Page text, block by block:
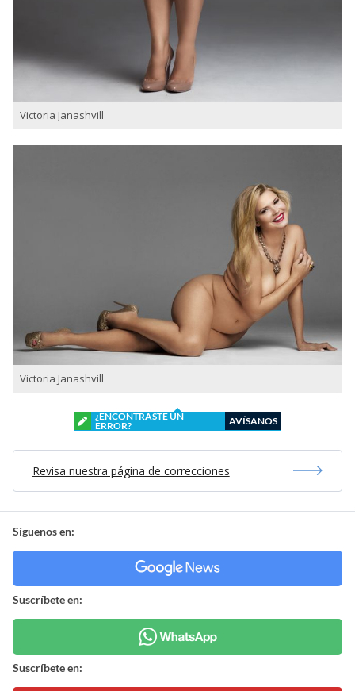
Victoria Janashvill
Victoria Janashvill
¿ENCONTRASTE UN
ERROR?
AVÍSANOS
Revisa nuestra página de correcciones
Síguenos en:
Suscríbete en:
Suscríbete en: